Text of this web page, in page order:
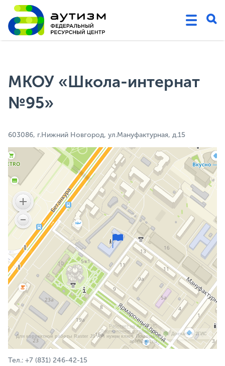
МКОУ «Школа-интернат
№95»
603086, г.Нижний Новгород, ул.Мануфактурная, д.15
Работает на API 2ГИС
Лицензионное соглашение
Для корректной работы Raster JS API нужен ключ. Помощь:
api@2gis.ru
Доехать с 2ГИС
Тел.: +7 (831) 246-42-15